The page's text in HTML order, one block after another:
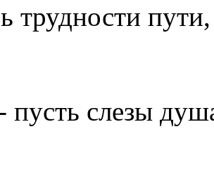
трудности пути,
пусть слезы